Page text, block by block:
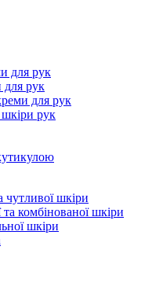
для рук
рук
для рук
рук
чутливої ​​шкіри
комбінованої шкіри
шкіри